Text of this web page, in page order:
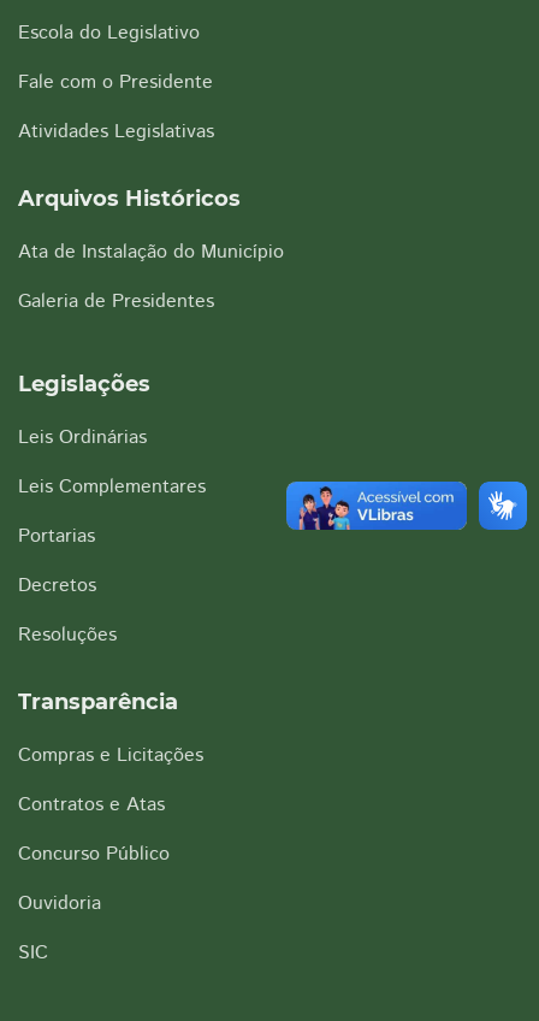
Escola do Legislativo
Fale com o Presidente
Atividades Legislativas
Arquivos Históricos
Ata de Instalação do Município
Galeria de Presidentes
Legislações
Leis Ordinárias
Leis Complementares
Portarias
Decretos
Resoluções
Transparência
Compras e Licitações
Contratos e Atas
Concurso Público
Ouvidoria
SIC